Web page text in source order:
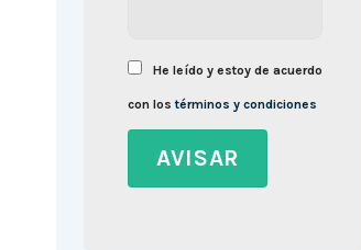
He leído y estoy de acuerdo
con lostérminos y condiciones